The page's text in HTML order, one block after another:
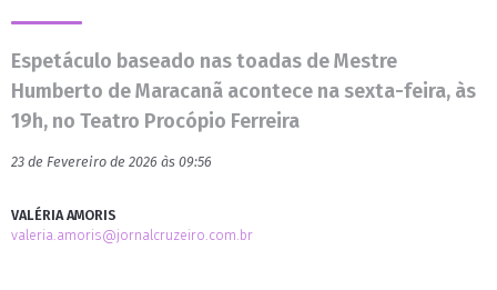
Espetáculo baseado nas toadas de Mestre
Humberto de Maracanã acontece na sexta-feira, às
19h, no Teatro Procópio Ferreira
23 de Fevereiro de 2026 às 09:56
VALÉRIA AMORIS
valeria.amoris@jornalcruzeiro.com.br